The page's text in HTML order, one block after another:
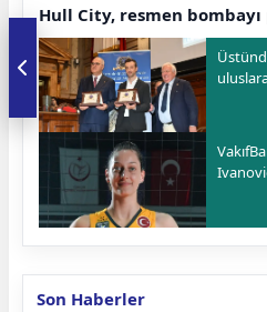
Hull City, resmen
Son Haberler